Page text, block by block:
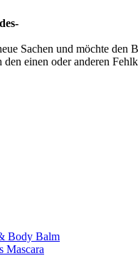
Sachen und möchte
einen oder anderen
Body Balm
Mascara